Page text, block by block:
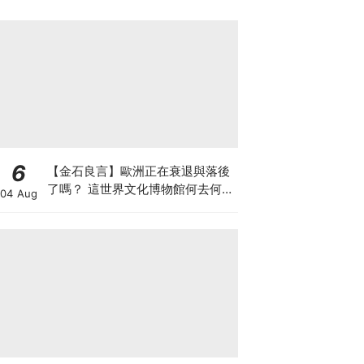
6
04 Aug
【金石良言】歐洲正在衰退與落後
了嗎？ 這世界文化博物館何去何